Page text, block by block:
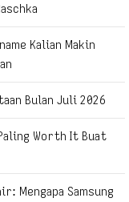
Kalian Makin
Bulan Juli 2026
Worth It Buat
Mengapa Samsung